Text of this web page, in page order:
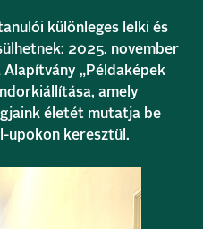
különleges lelki és
2025. november
Alapítvány „Példaképek
amely
életét mutatja be
upokon keresztül.